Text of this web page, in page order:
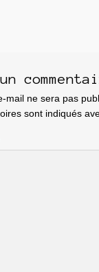
mail ne sera pas
sont indiqués